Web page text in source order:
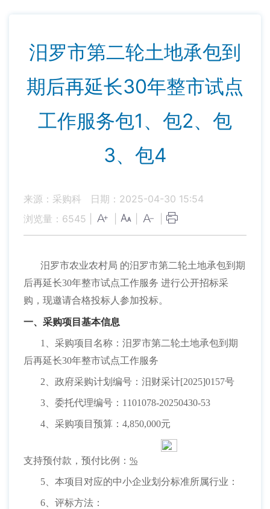
汨罗市第二轮土地承包到
期后再延长30年整市试点
工作服务包1、包2、包
3、包4
来源：采购科
日期：2025-04-30 15:54
浏览量： 6545
汨罗市农业农村局 的汨罗市第二轮土地承包到期
后再延长30年整市试点工作服务 进行公开招标采
购，现邀请合格投标人参加投标。
一、采购项目基本信息
1、采购项目名称：汨罗市第二轮土地承包到期
后再延长30年整市试点工作服务
2、政府采购计划编号：汨财采计[2025]0157号
3、委托代理编号：1101078-20250430-53
4、采购项目预算：4,850,000元
支持预付款，预付比例： %
5、本项目对应的中小企业划分标准所属行业：
6、评标方法：